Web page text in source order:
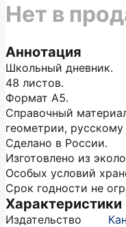
Аннотация
Школьный дневник.
48 листов.
Формат А5.
Справочный
геометрии, русскому
Сделано в России.
Изготовлено из
Особых условий
Срок годности не
Характеристики
Издательство
Нет в